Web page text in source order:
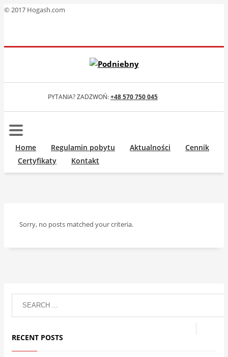
© 2017 Hogash.com
PYTANIA? ZADZWOŃ:+48 570 750 045
Home Regulamin pobytu Aktualności
Cennik
Certyfikaty
Kontakt
Sorry, no posts matched your criteria.
RECENT POSTS